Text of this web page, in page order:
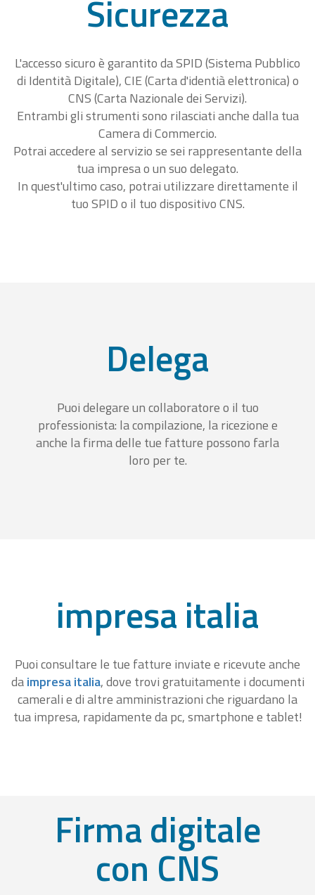
Sicurezza
L'accesso sicuro è garantito da SPID (Sistema Pubblico
di Identità Digitale), CIE (Carta d'identià elettronica) o
CNS (Carta Nazionale dei Servizi).
Entrambi gli strumenti sono rilasciati anche dalla tua
Camera di Commercio.
Potrai accedere al servizio se sei rappresentante della
tua impresa o un suo delegato.
In quest'ultimo caso, potrai utilizzare direttamente il
tuo SPID o il tuo dispositivo CNS.
Delega
Puoi delegare un collaboratore o il tuo
professionista: la compilazione, la ricezione e
anche la firma delle tue fatture possono farla
loro per te.
impresa italia
Puoi consultare le tue fatture inviate e ricevute anche
daimpresa italia, dove trovi gratuitamente i documenti
camerali e di altre amministrazioni che riguardano la
tua impresa, rapidamente da pc, smartphone e tablet!
Firma digitale
con CNS